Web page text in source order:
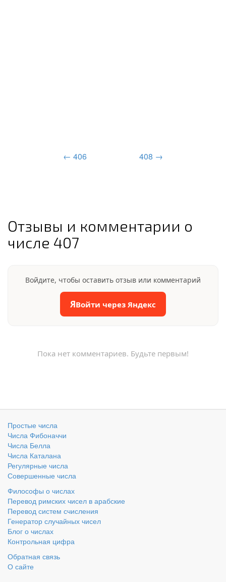
← 406 408 →
Отзывы и комментарии о
числе 407
Войдите, чтобы оставить отзыв или комментарий
ЯВойти через Яндекс
Пока нет комментариев. Будьте первым!
Простые числа
Числа Фибоначчи
Числа Белла
Числа Каталана
Регулярные числа
Совершенные числа
Философы о числах
Перевод римских чисел в арабские
Перевод систем счисления
Генератор случайных чисел
Блог о числах
Контрольная цифра
Обратная связь
О сайте